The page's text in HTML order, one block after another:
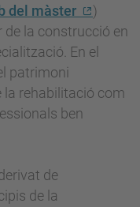
del màster
)
la construcció en
En el
patrimoni
la rehabilitació com
ben
de
de la